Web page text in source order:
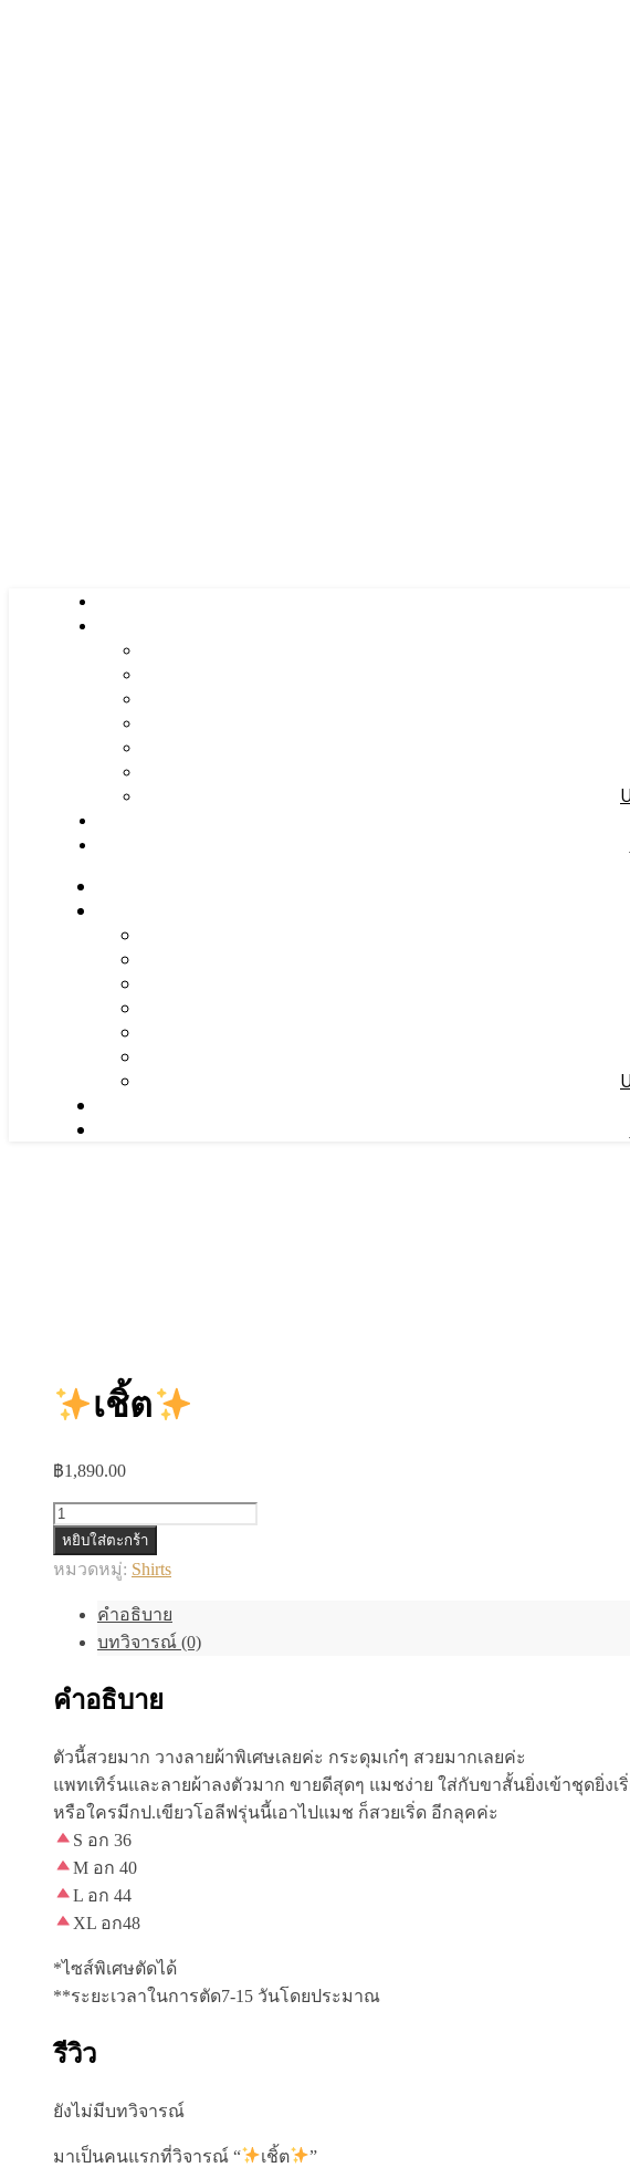
เชิ้ต
฿1,890.00
จำนวน
เชิ้ต
หยิบใส่ตะกร้า
หมวดหมู่: Shirts
คำอธิบาย
บทวิจารณ์ (0)
คำอธิบาย
ตัวนี้สวยมาก วางลายผ้าพิเศษเลยค่ะ กระดุมเก๋ๆ สวยมากเลยค่ะ
แพทเทิร์นและลายผ้าลงตัวมาก ขายดีสุดๆ แมชง่าย ใส่กับขาสั้นยิ่งเข้าชุดยิ่งเ
หรือใครมีกป.เขียวโอลีฟรุ่นนี้เอาไปแมช ก็สวยเริ่ด อีกลุคค่ะ
S อก 36
M อก 40
L อก 44
XL อก48
*ไซส์พิเศษตัดได้
**ระยะเวลาในการตัด7-15 วันโดยประมาณ
รีวิว
ยังไม่มีบทวิจารณ์
มาเป็นคนแรกที่วิจารณ์ “ เชิ้ต ”